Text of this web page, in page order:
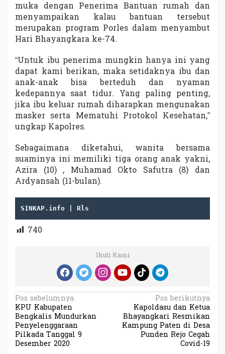
muka dengan Penerima Bantuan rumah dan
menyampaikan kalau bantuan tersebut
merupakan program Porles dalam menyambut
Hari Bhayangkara ke-74.
“Untuk ibu penerima mungkin hanya ini yang
dapat kami berikan, maka setidaknya ibu dan
anak-anak bisa berteduh dan nyaman
kedepannya saat tidur. Yang paling penting,
jika ibu keluar rumah diharapkan mengunakan
masker serta Mematuhi Protokol Kesehatan,”
ungkap Kapolres.
Sebagaimana diketahui, wanita bersama
suaminya ini memiliki tiga orang anak yakni,
Azira (10) , Muhamad Okto Safutra (8) dan
Ardyansah (11-bulan).
SINKAP.info | Rls
740
Ikuti Kami
N
a
v
i
Pos sebelumnya
KPU Kabupaten
Bengkalis Mundurkan
Penyelenggaraan
Pilkada Tanggal 9
Desember 2020
Pos berikutnya
Kapoldasu dan Ketua
Bhayangkari Resmikan
Kampung Paten di Desa
Punden Rejo Cegah
Covid-19